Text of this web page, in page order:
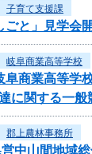
子育て支援課
ごと」見学会
岐阜商業高等学校
阜商業高等学
に関する一般
郡上農林事務所
営中山間地域